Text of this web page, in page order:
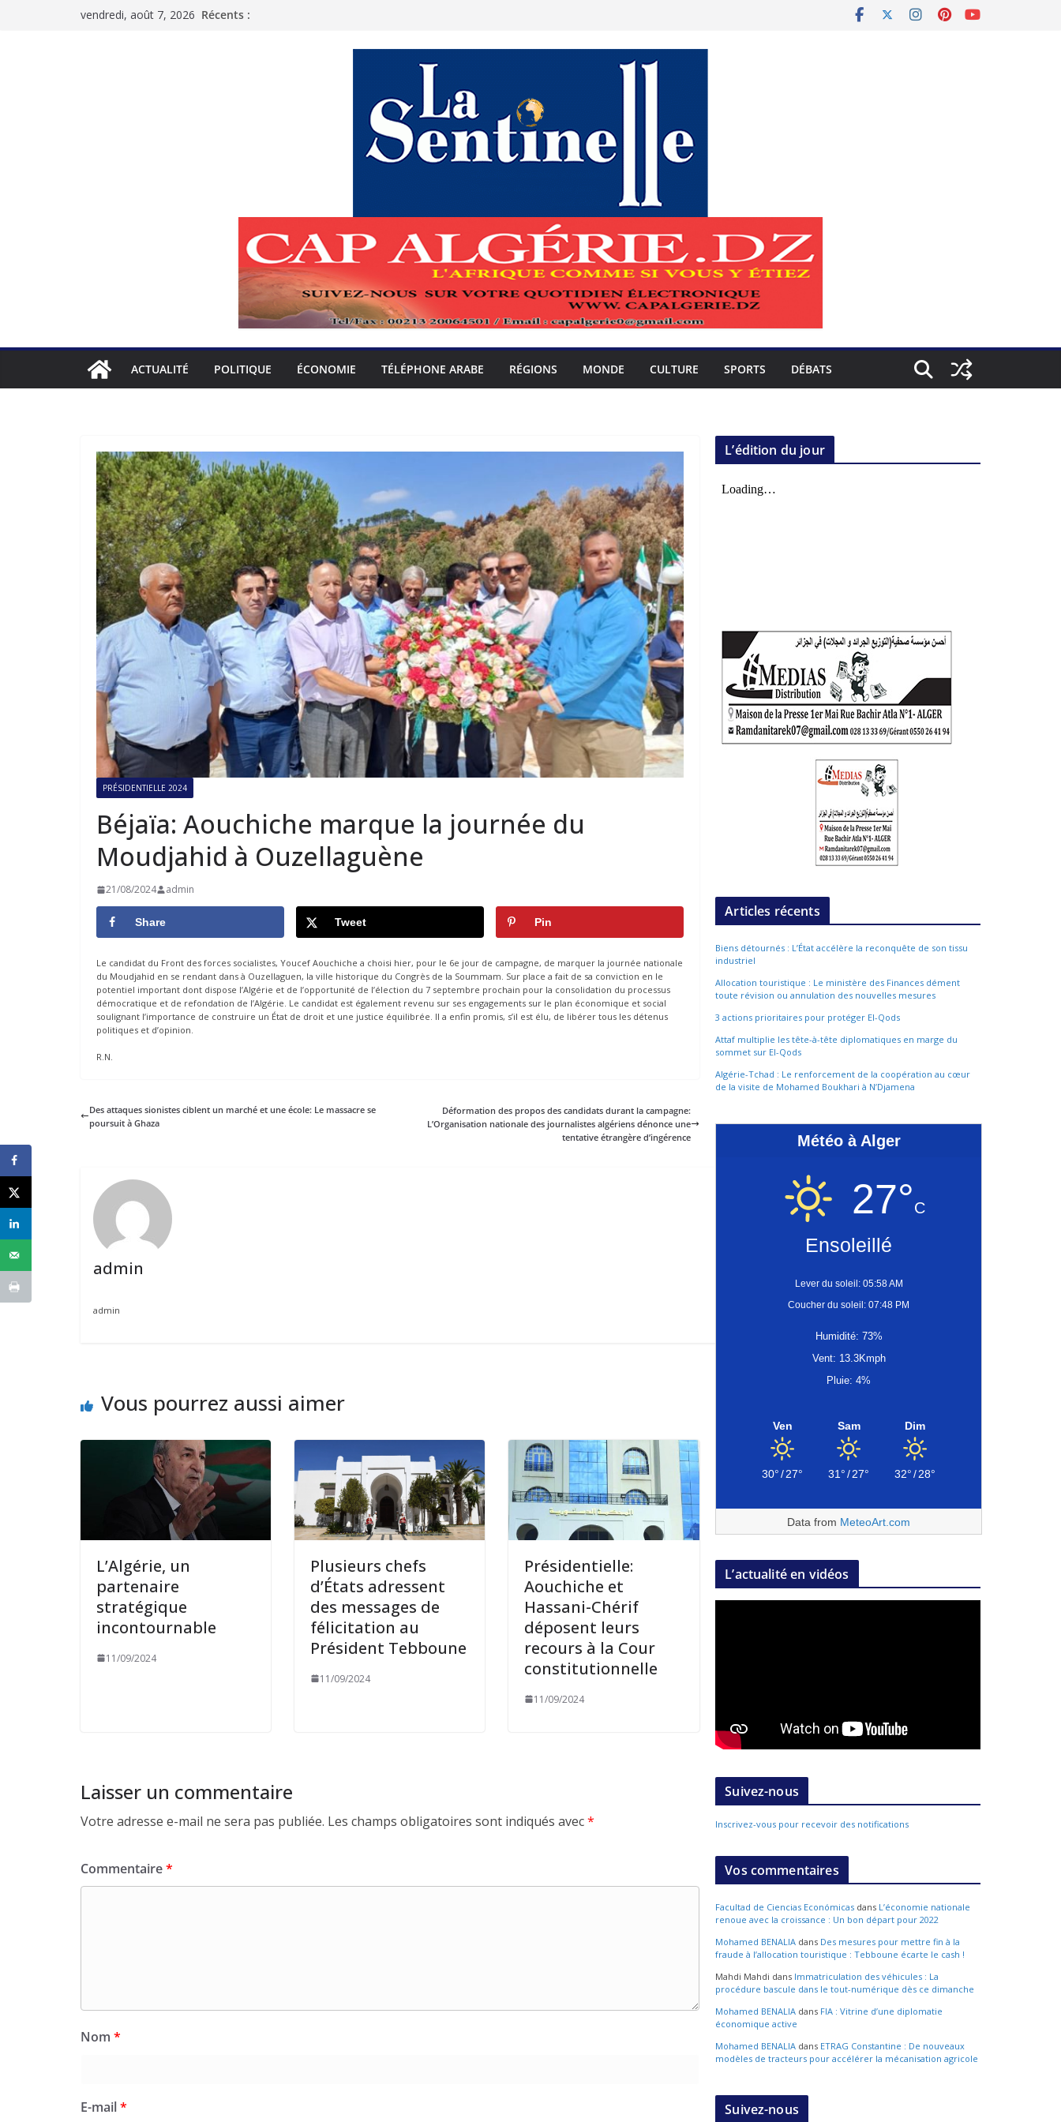
vendredi, août 7, 2026 Récents :
ACTUALITÉ POLITIQUE ÉCONOMIE TÉLÉPHONE ARABE RÉGIONS MONDE CULTURE SPORTS DÉBATS
PRÉSIDENTIELLE 2024
Béjaïa: Aouchiche marque la journée du
Moudjahid à Ouzellaguène
21/08/2024 admin
Share Tweet Pin
Le candidat du Front des forces socialistes, Youcef Aouchiche a choisi hier, pour le 6e jour de campagne, de marquer la journée nationale
du Moudjahid en se rendant dans à Ouzellaguen, la ville historique du Congrès de la Soummam. Sur place a fait de sa conviction en le
potentiel important dont dispose l’Algérie et de l’opportunité de l’élection du 7 septembre prochain pour la consolidation du processus
démocratique et de refondation de l’Algérie. Le candidat est également revenu sur ses engagements sur le plan économique et social
soulignant l’importance de construire un État de droit et une justice équilibrée. Il a enfin promis, s’il est élu, de libérer tous les détenus
politiques et d’opinion.
R.N.
Des attaques sionistes ciblent un marché et une école: Le massacre se
poursuit à Ghaza
Déformation des propos des candidats durant la campagne:
L’Organisation nationale des journalistes algériens dénonce une
tentative étrangère d’ingérence
admin
admin
Vous pourrez aussi aimer
L’Algérie, un
partenaire
stratégique
incontournable
11/09/2024
Plusieurs chefs
d’États adressent
des messages de
félicitation au
Président Tebboune
11/09/2024
Présidentielle:
Aouchiche et
Hassani-Chérif
déposent leurs
recours à la Cour
constitutionnelle
11/09/2024
Laisser un commentaire
Votre adresse e-mail ne sera pas publiée. Les champs obligatoires sont indiqués avec*
Commentaire*
Nom *
E-mail*
L’édition du jour
Articles récents
Biens détournés : L’État accélère la reconquête de son tissu
industriel
Allocation touristique : Le ministère des Finances dément
toute révision ou annulation des nouvelles mesures
3 actions prioritaires pour protéger El-Qods
Attaf multiplie les tête-à-tête diplomatiques en marge du
sommet sur El-Qods
Algérie-Tchad : Le renforcement de la coopération au cœur
de la visite de Mohamed Boukhari à N’Djamena
Météo à Alger
27°C
Ensoleillé
Lever du soleil: 05:58 AM
Coucher du soleil: 07:48 PM
Humidité: 73%
Vent: 13.3Kmph
Pluie: 4%
Ven
30°/27°
Sam
31°/27°
Dim
32°/28°
Data from MeteoArt.com
L’actualité en vidéos
Suivez-nous
Inscrivez-vous pour recevoir des notifications
Vos commentaires
Facultad de Ciencias Económicas dans L’économie nationale
renoue avec la croissance : Un bon départ pour 2022
Mohamed BENALIA dans Des mesures pour mettre fin à la
fraude à l’allocation touristique : Tebboune écarte le cash !
Mahdi Mahdi dans Immatriculation des véhicules : La
procédure bascule dans le tout-numérique dès ce dimanche
Mohamed BENALIA dans FIA : Vitrine d’une diplomatie
économique active
Mohamed BENALIA dans ETRAG Constantine : De nouveaux
modèles de tracteurs pour accélérer la mécanisation agricole
Suivez-nous